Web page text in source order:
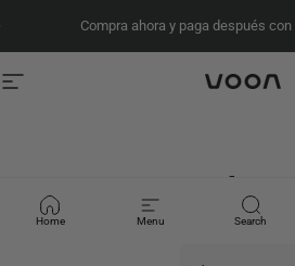
PRESEASON SALE - 20%
Compra ahora y paga después con
Navegación Voon Sports
Home Menu Search
Blog